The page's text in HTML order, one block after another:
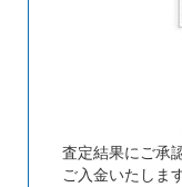
査定結果にご承
ご入金いたします